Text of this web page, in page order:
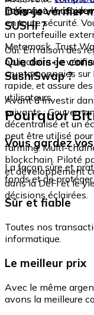
échangez-le
intégré où vous
en toute sécurité.
un portefeuille
Metamask, Trust
Dois-je vérifier
SUSHI ?
Oui. En raison des
obligatoire de
cryptomonnaies sur
rapide, et assure
utilisateurs.
Que dois-je
SushiSwap ?
Avant d'investir
suivants :
décentralisé et un
peut être utilisé
farming. Multi-
blockchain. Piloté
et développement
dans la DeFi et le
décisions éclairées.
Pourquoi
Vous gardez
La façon sûre et
fonds et de
Sûr et fiable
Toutes nos
informatique.
Le meilleur prix
Avec le même
avons la meilleure